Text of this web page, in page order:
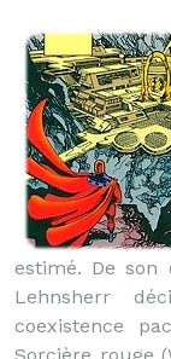
estimé. De
Lehnsherr
coexistence